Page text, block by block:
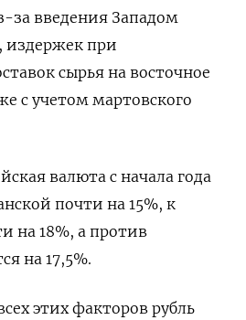
за введения Западом
издержек при
сырья на восточное
с учетом мартовского
валюта с начала года
почти на 15%, к
на 18%, а против
на 17,5%.
этих факторов рубль